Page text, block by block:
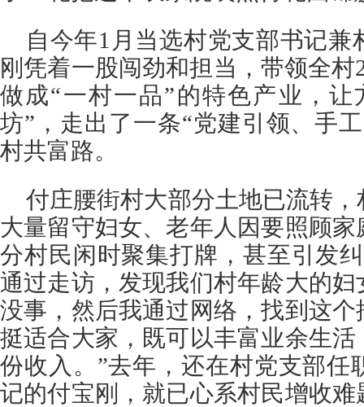
自今年1月当选村党支部书记
刚凭着一股闯劲和担当，带领全
做成“一村一品”的特色产业，
坊”，走出了一条“党建引领、手
村共富路。
付庄腰街村大部分土地已流转
大量留守妇女、老年人因要照顾
分村民闲时聚集打牌，甚至引发
通过走访，发现我们村年龄大的
没事，然后我通过网络，找到这
挺适合大家，既可以丰富业余生
份收入。”去年，还在村党支部任
记的付宝刚，就已心系村民增收